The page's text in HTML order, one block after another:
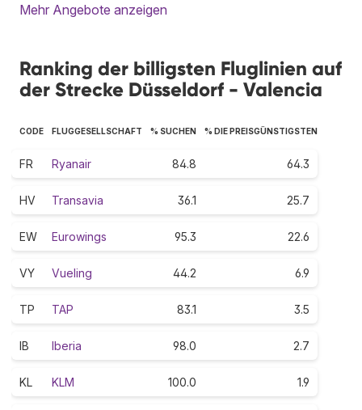
Mehr Angebote anzeigen
Ranking der billigsten Fluglinien auf
der Strecke Düsseldorf - Valencia
CODE FLUGGESELLSCHAFT % SUCHEN % DIE PREISGÜNSTIGSTEN
FR Ryanair 84.8 64.3
HV Transavia 36.1 25.7
EW Eurowings 95.3 22.6
VY Vueling 44.2 6.9
TP TAP 83.1 3.5
IB Iberia 98.0 2.7
KL KLM 100.0 1.9